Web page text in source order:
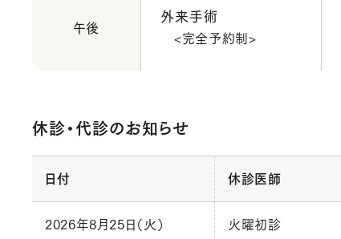
午後
外来手術
<完全予約制>
休診・代診のお知らせ
日付 休診医師
2026年8月25日（火） 火曜初診